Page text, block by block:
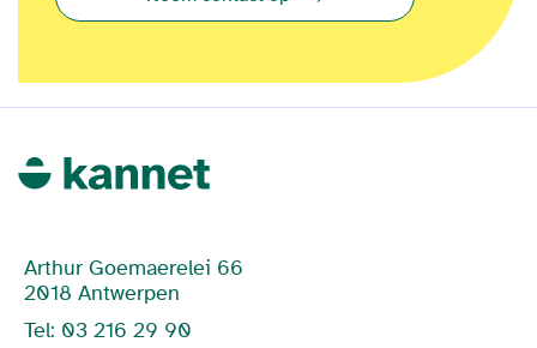
Arthur Goemaerelei 66
2018 Antwerpen
Tel: 03 216 29 90